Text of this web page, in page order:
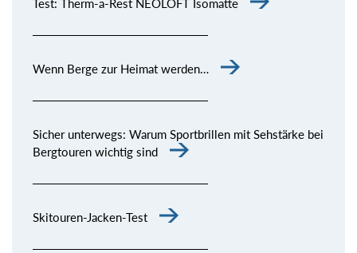
Test: Therm-a-Rest NEOLOFT Isomatte
Wenn Berge zur Heimat werden…
Sicher unterwegs: Warum Sportbrillen mit Sehstärke bei
Bergtouren wichtig sind
Skitouren-Jacken-Test